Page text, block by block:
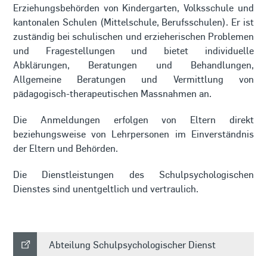
Erziehungsbehörden von Kindergarten, Volksschule und
kantonalen Schulen (Mittelschule, Berufsschulen). Er ist
zuständig bei schulischen und erzieherischen Problemen
und Fragestellungen und bietet individuelle
Abklärungen, Beratungen und Behandlungen,
Allgemeine Beratungen und Vermittlung von
pädagogisch-therapeutischen Massnahmen an.
Die Anmeldungen erfolgen von Eltern direkt
beziehungsweise von Lehrpersonen im Einverständnis
der Eltern und Behörden.
Die Dienstleistungen des Schulpsychologischen
Dienstes sind unentgeltlich und vertraulich.
Abteilung Schulpsychologischer Dienst